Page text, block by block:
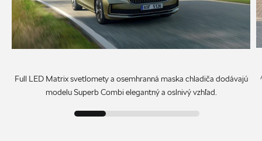
Full LED Matrix svetlomety a osemhranná maska chladiča dodávajú
modelu Superb Combi elegantný a oslnivý vzhľad.